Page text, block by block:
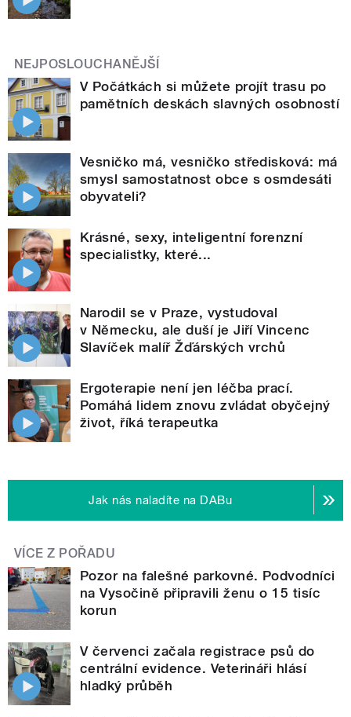
NEJPOSLOUCHANĚJŠÍ
V Počátkách si můžete projít trasu po
pamětních deskách slavných osobností
Vesničko má, vesničko středisková: má
smysl samostatnost obce s osmdesáti
obyvateli?
Krásné, sexy, inteligentní forenzní
specialistky, které...
Narodil se v Praze, vystudoval
v Německu, ale duší je Jiří Vincenc
Slavíček malíř Žďárských vrchů
Ergoterapie není jen léčba prací.
Pomáhá lidem znovu zvládat obyčejný
život, říká terapeutka
Jak nás naladíte na DABu
VÍCE Z POŘADU
Pozor na falešné parkovné. Podvodníci
na Vysočině připravili ženu o 15 tisíc
korun
V červenci začala registrace psů do
centrální evidence. Veterináři hlásí
hladký průběh